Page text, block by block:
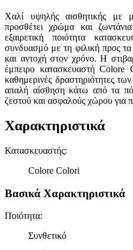
Χαλί υψηλής αισθητικής με
προσθέτει χρώμα και
εξαιρετική ποιότητα
συνδυασμό με τη φιλική προς
και αντοχή στον χρόνο. Η
έμπειρο κατασκευαστή Colore
καθημερινές δραστηριότητες
απαλή αίσθηση κάτω από τα
ζεστού και ασφαλούς χώρου για
Χαρακτηριστικά
Κατασκευαστής:
Colore Colori
Βασικά Χαρακτηριστικά
Ποιότητα:
Συνθετικό